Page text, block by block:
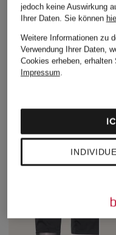
jedoch keine Auswirkung
Ihrer Daten. Sie können
Weitere Informationen zu
Verwendung Ihrer Daten,
Cookies erheben, erhalten
Impressum.